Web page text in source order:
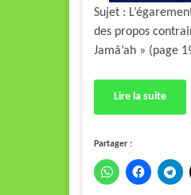
Sujet :
des propos
Lire la suite
Partager :